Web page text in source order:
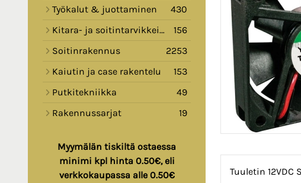
Työkalut & juottaminen
430
Kitara- ja soitintarvikkeita
156
Soitinrakennus
2253
Kaiutin ja case rakentelu
153
Putkitekniikka
49
Rakennussarjat
19
Myymälän tiskiltä ostaessa
minimi kpl hinta 0.50€, eli
verkkokaupassa alle 0.50€
Tuuletin 12VDC